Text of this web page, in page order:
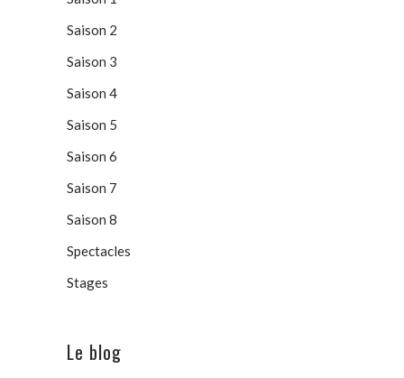
Saison 2
Saison 3
Saison 4
Saison 5
Saison 6
Saison 7
Saison 8
Spectacles
Stages
Le blog